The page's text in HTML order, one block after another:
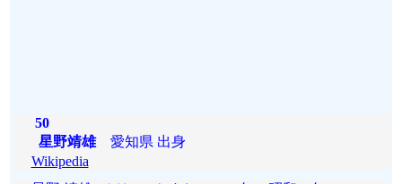
50
星野靖雄愛知県 出身
Wikipedia